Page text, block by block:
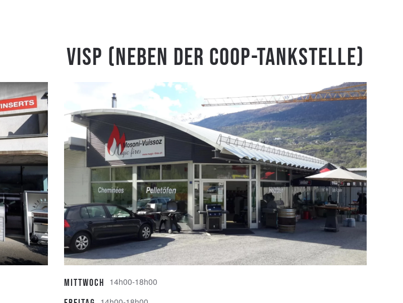
Visp (Neben der Coop-Tankstelle)
Mittwoch 14h00-18h00